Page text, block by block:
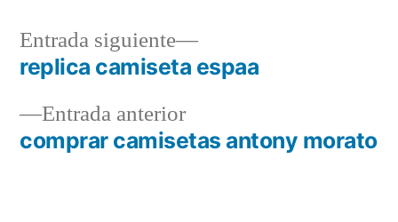
Navegación
de
entradas
Entrada anteriorEntrada
anterior:
comprar camisetas antony morato
Entrada siguiente
Entrada
siguiente:
replica camiseta espaa